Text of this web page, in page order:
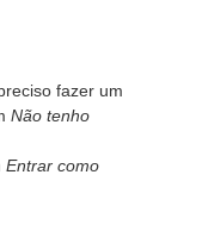
fazer um
Não tenho
Entrar como